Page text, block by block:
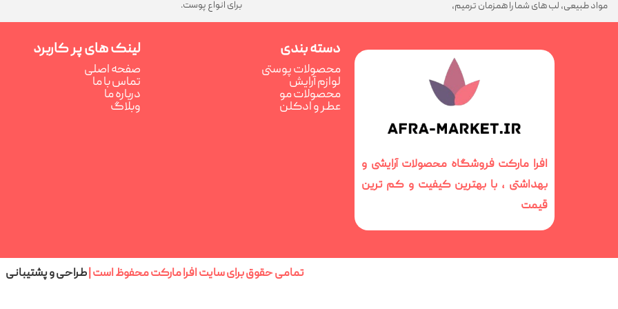
مواد طبیعی، لب های شما را همزمان ترمیم،
تغذیه و فوق العاده درخشان می کند
برای انواع پوست.
افرا مارکت فروشگاه محصولات آرایشی و
بهداشتی ، با بهترین کیفیت و کم ترین
قیمت
دسته بندی
محصولات پوستی
لوازم آرایش
محصولات مو
عطر و ادکلن
لینک های پر کاربرد
صفحه اصلی
تماس با ما
درباره ما
وبلاگ
تمامی حقوق برای سایت افرا مارکت محفوظ است | طراحی و پشتیبانی